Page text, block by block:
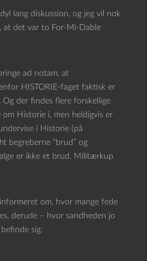
lang diskussion, og jeg vil nok
at det var to For-Mi-Dable
ad notam, at
HISTORIE-faget faktisk er
Og der findes flere forskellige
om Historie i, men heldigvis er
i Historie (på
begreberne “brud” og
er ikke et brud. Militærkup
om, hvor mange fede
derude – hvor sandheden jo
sig.